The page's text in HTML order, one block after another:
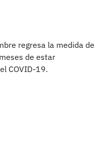
regresa la medida de
de estar
COVID-19.